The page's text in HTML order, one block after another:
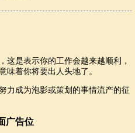
这是表示你的工作会越来越顺利，
味着你将要出人头地了。
力成为泡影或策划的事情流产的征
广告位